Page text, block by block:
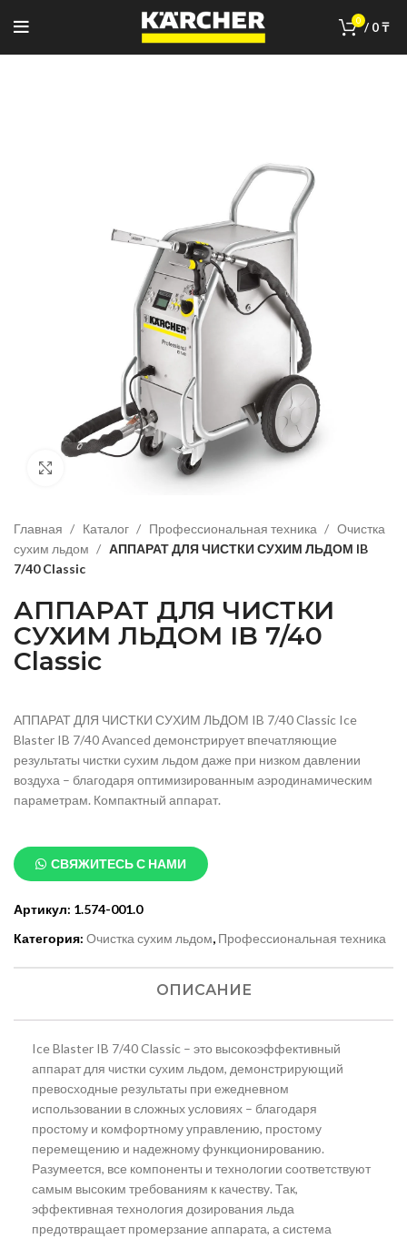
0 / 0₸
Нажмите, чтобы увеличить изображение
Главная Каталог Профессиональная техника
Очистка
сухим льдом
АППАРАТ ДЛЯ ЧИСТКИ СУХИМ ЛЬДОМ IB
7/40 Classic
АППАРАТ ДЛЯ ЧИСТКИ
СУХИМ ЛЬДОМ IB 7/40
Classic
АППАРАТ ДЛЯ ЧИСТКИ СУХИМ ЛЬДОМ IB 7/40 Classic Ice
Blaster IB 7/40 Avanced демонстрирует впечатляющие
результаты чистки сухим льдом даже при низком давлении
воздуха – благодаря оптимизированным аэродинамическим
параметрам. Компактный аппарат.
СВЯЖИТЕСЬ С НАМИ
Артикул: 1.574-001.0
Категория: Очистка сухим льдом, Профессиональная техника
ОПИСАНИЕ
Ice Blaster IB 7/40 Classic – это высокоэффективный
аппарат для чистки сухим льдом, демонстрирующий
превосходные результаты при ежедневном
использовании в сложных условиях – благодаря
простому и комфортному управлению, простому
перемещению и надежному функционированию.
Разумеется, все компоненты и технологии соответствуют
самым высоким требованиям к качеству. Так,
эффективная технология дозирования льда
предотвращает промерзание аппарата, а система